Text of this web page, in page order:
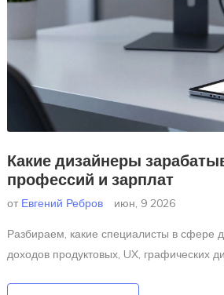
Какие дизайнеры
профессий и зарплат
от Евгений Ребров июн, 9 2026
Разбираем, какие специалисты в сфере
доходов продуктовых, UX, графических